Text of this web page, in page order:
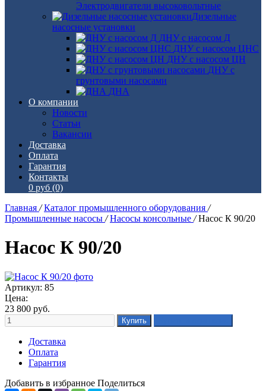
Электродвигатели высоковольтные
Дизельные
насосные установки
ДНУ с насосом Д
ДНУ с насосом ЦНС
ДНУ с насосом ЦН
ДНУ с
грунтовыми насосами
ДНА
О компании
Новости
Статьи
Вакансии
Доставка
Оплата
Гарантия
Контакты
0 руб (0)
Главная / Каталог промышленного оборудования /
Промышленные насосы / Насосы консольные / Насос К 90/20
Насос К 90/20
Артикул: 85
Цена:
23 800 руб.
Доставка
Оплата
Гарантия
Добавить в избранное Поделиться